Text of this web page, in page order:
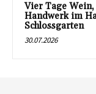
Vier Tage
Handwerk im
Schlossgarten
30.07.2026